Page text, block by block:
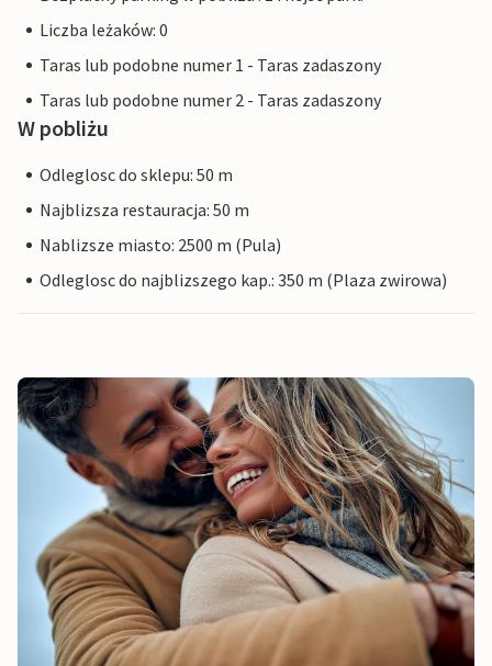
Liczba leżaków: 0
Taras lub podobne numer 1 - Taras zadaszony
Taras lub podobne numer 2 - Taras zadaszony
W pobliżu
Odleglosc do sklepu: 50 m
Najblizsza restauracja: 50 m
Nablizsze miasto: 2500 m (Pula)
Odleglosc do najblizszego kap.: 350 m (Plaza zwirowa)